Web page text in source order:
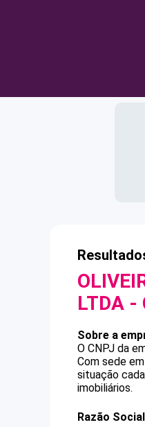
LTDA -
Sobre a
O CNPJ da
Com sede
situação
imobiliários.
Razão Social